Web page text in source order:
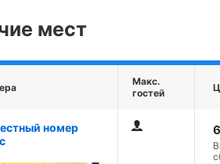
мест
Макс.
гостей
номер